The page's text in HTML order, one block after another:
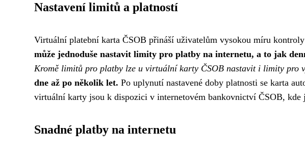
Nastavení limitů a platností
Virtuální platební karta ČSOB přináší uživatelům vysokou míru
může jednoduše nastavit limity pro platby na internetu, a to jak
Kromě limitů pro platby lze u virtuální karty ČSOB nastavit i limity pro
dne až po několik let. Po uplynutí nastavené doby platnosti se karta
virtuální karty jsou k dispozici v internetovém bankovnictví ČSOB,
Snadné platby na internetu